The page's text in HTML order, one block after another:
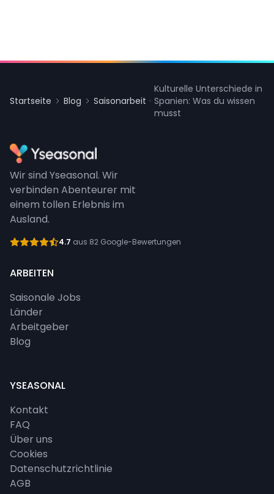
Startseite Blog Saisonarbeit
Kulturelle Unterschiede in
Spanien: Was du wissen
musst
Wir sind Yseasonal. Wir
verbinden Abenteurer mit
einem tollen Erlebnis im
Ausland.
4.7 aus 82 Google-Bewertungen
ARBEITEN
Saisonale Jobs
Länder
Arbeitgeber
Blog
YSEASONAL
Kontakt
FAQ
Über uns
Cookies
Datenschutzrichtlinie
AGB